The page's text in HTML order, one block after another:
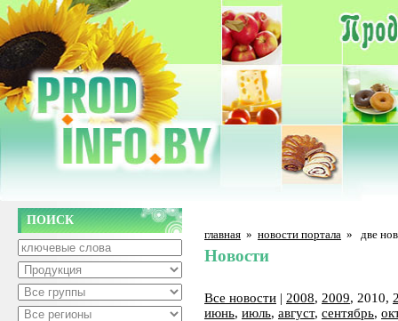
ПОИСК
главная » новости портала » две
Новости
Все новости | 2008, 2009, 2010,
июнь, июль, август, сентябрь,